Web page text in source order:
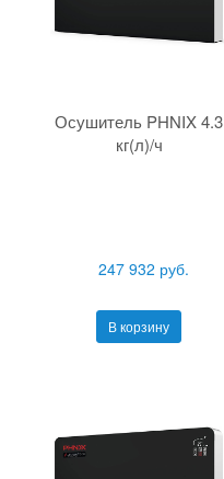
Осушитель PHNIX 4.3
кг(л)/ч
247 932 руб.
В корзину